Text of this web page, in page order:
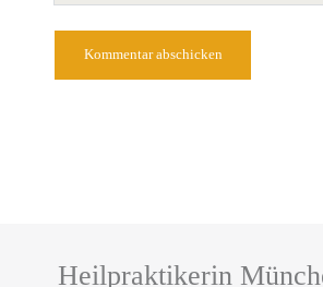
Heilpraktikerin